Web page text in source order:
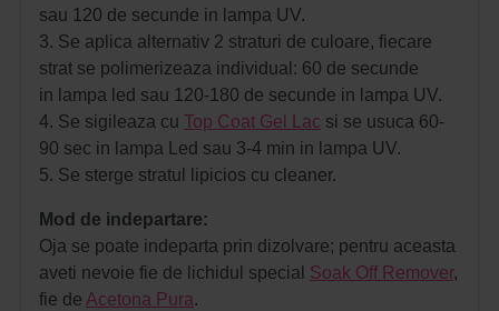
sau 120 de secunde in lampa UV.
3. Se aplica alternativ 2 straturi de culoare, fiecare
strat se polimerizeaza individual: 60 de secunde
in lampa led sau 120-180 de secunde in lampa UV.
4. Se sigileaza cu Top Coat Gel Lac si se usuca 60-
90 sec in lampa Led sau 3-4 min in lampa UV.
5. Se sterge stratul lipicios cu cleaner.
Mod de indepartare:
Oja se poate indeparta prin dizolvare; pentru aceasta
aveti nevoie fie de lichidul special Soak Off Remover,
fie de Acetona Pura.